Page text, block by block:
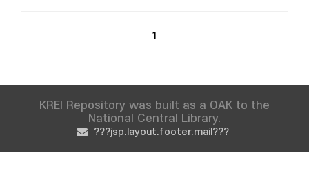
1
KREI Repository was built as a OAK to the
National Central Library.
???jsp.layout.footer.mail???